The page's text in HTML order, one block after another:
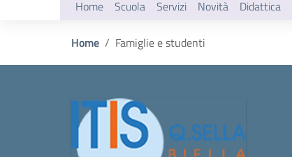
Home Scuola Servizi Novità Didattica
Home Famiglie e studenti